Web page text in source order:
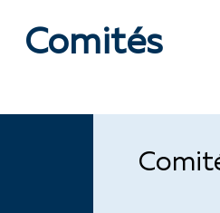
Comités